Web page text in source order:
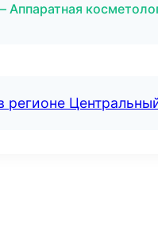
Аппаратная
регионе